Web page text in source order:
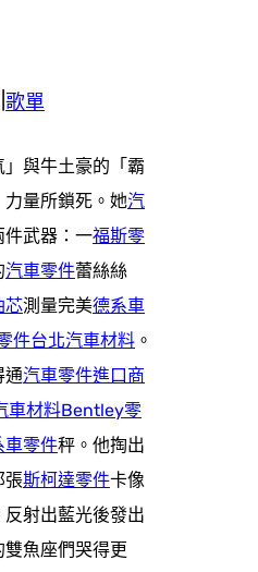
歌單
與牛土豪的「霸
量所鎖死。她汽
件武器：一福斯零
汽車零件蕾絲絲
芯測量完美德系車
件台北汽車材料 。
通汽車零件進口商
車材料Bentley零
車零件秤。他掏出
張斯柯達零件卡像
反射出藍光後發出
魚座們哭得更